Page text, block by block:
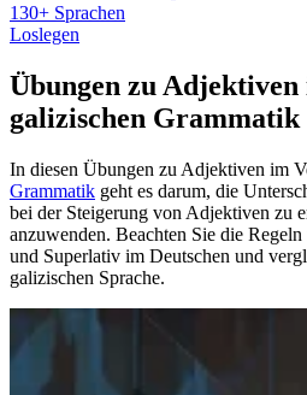
130+ Sprachen
Loslegen
Übungen zu
galizischen Grammatik
In diesen Übungen zu Adjektiven im
Grammatik geht es darum, die
bei der Steigerung von Adjektiven zu
anzuwenden. Beachten Sie die
und Superlativ im Deutschen und
galizischen Sprache.